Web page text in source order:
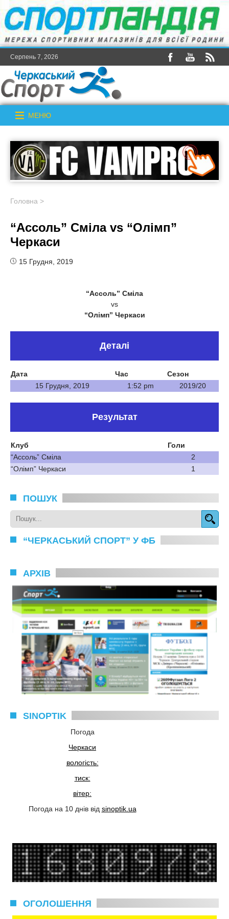
Серпень 7, 2026
МЕНЮ
Головна >
“Ассоль” Сміла vs “Олімп”
Черкаси
15 Грудня, 2019
“Ассоль” Сміла
vs
“Олімп” Черкаси
Деталі
Дата Час
Сезон
15 Грудня, 2019
1:52 pm 2019/20
Результат
Клуб
Голи
“Ассоль” Сміла
2
“Олімп” Черкаси
1
ПОШУК
“ЧЕРКАСЬКИЙ СПОРТ” У ФБ
АРХІВ
SINOPTIK
Погода
Черкаси
вологість:
тиск:
вітер:
Погода на 10 днів від sinoptik.ua
ОГОЛОШЕННЯ